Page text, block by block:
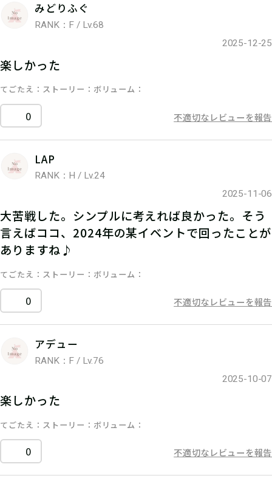
みどりふぐ
RANK：F / Lv.68
2025-12-25
楽しかった
てごたえ ストーリー ボリューム
0 不適切なレビューを報告
LAP
RANK：H / Lv.24
2025-11-06
大苦戦した。シンプルに考えれば良かった。そう
言えばココ、2024年の某イベントで回ったことが
ありますね♪
てごたえ ストーリー ボリューム
0 不適切なレビューを報告
アデュー
RANK：F / Lv.76
2025-10-07
楽しかった
てごたえ ストーリー ボリューム
0 不適切なレビューを報告